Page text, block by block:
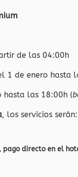
de las 04:00h
1 de enero hasta
hasta las 18:00h (
, los servicios serán:
pago directo en el